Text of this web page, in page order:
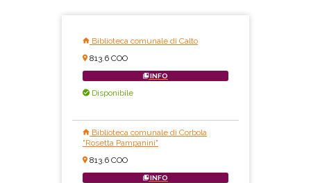
Biblioteca comunale di Calto
813.6 COO
INFO
Disponibile
Biblioteca comunale di Corbola
"Rosetta Pampanini"
813.6 COO
INFO